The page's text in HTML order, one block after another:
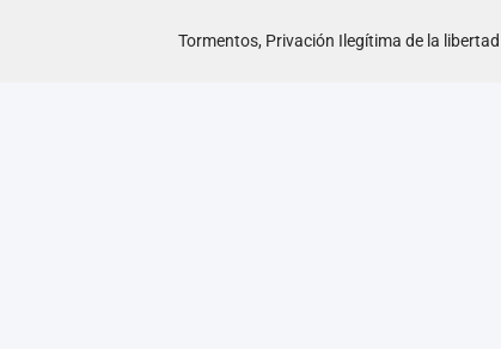
Tormentos, Privación Ilegítima de la libertad